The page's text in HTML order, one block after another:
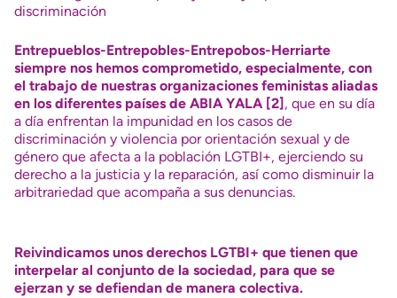
discriminación
Entrepueblos-Entrepobles-Entrepobos-Herriarte
siempre nos hemos comprometido, especialmente, con
el trabajo de nuestras organizaciones feministas aliadas
en los diferentes países de ABIA YALA [2], que en su día
a día enfrentan la impunidad en los casos de
discriminación y violencia por orientación sexual y de
género que afecta a la población LGTBI+, ejerciendo su
derecho a la justicia y la reparación, así como disminuir la
arbitrariedad que acompaña a sus denuncias.
Reivindicamos unos derechos LGTBI+ que tienen que
interpelar al conjunto de la sociedad, para que se
ejerzan y se defiendan de manera colectiva.